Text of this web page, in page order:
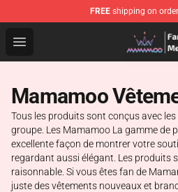
FREE shipping on
Open menu
Mamamoo Store - Official
Mamamoo
Tous les produits sont conçus avec
groupe. Les Mamamoo La gamme de
excellente façon de montrer votre
regardant aussi élégant. Les produits
raisonnable. Si vous êtes fan de
juste des vêtements nouveaux et